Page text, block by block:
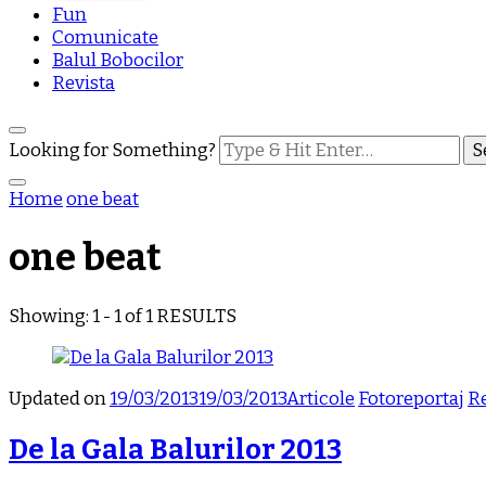
Fun
Comunicate
Balul Bobocilor
Revista
Looking for Something?
Homeone beat
one beat
Showing: 1 - 1 of 1 RESULTS
Updated on19/03/201319/03/2013Articole Fotoreportaj
De la Gala Balurilor 2013